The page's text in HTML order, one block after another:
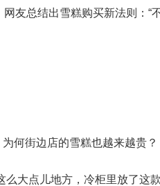
友总结出雪糕购买新法则：“
街边店的雪糕也越来越贵？
大点儿地方，冷柜里放了这